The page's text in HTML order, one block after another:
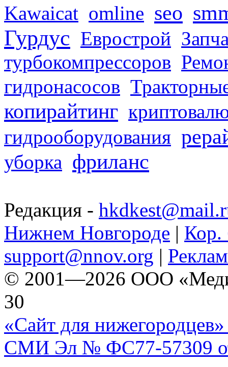
Kawaicat omline seo
Гурдус Еврострой
турбокомпрессоров
гидронасосов
копирайтинг
гидрооборудования
уборка фриланс
Редакция -
Нижнем Новгороде | Кор.
support@nnov.org |
© 2001—2026 ООО
30
«Сайт для нижегородцев»
СМИ Эл № ФС77-57309